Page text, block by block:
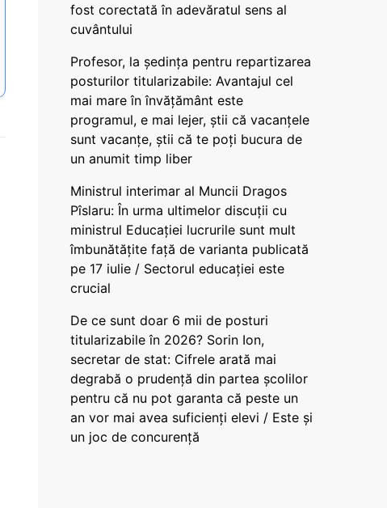
fost corectată în adevăratul sens al
cuvântului
Profesor, la ședința pentru repartizarea
posturilor titularizabile: Avantajul cel
mai mare în învățământ este
programul, e mai lejer, știi că vacanțele
sunt vacanţe, știi că te poți bucura de
un anumit timp liber
Ministrul interimar al Muncii Dragos
Pîslaru: În urma ultimelor discuții cu
ministrul Educației lucrurile sunt mult
îmbunătățite față de varianta publicată
pe 17 iulie / Sectorul educației este
crucial
De ce sunt doar 6 mii de posturi
titularizabile în 2026? Sorin Ion,
secretar de stat: Cifrele arată mai
degrabă o prudență din partea școlilor
pentru că nu pot garanta că peste un
an vor mai avea suficienți elevi / Este și
un joc de concurență